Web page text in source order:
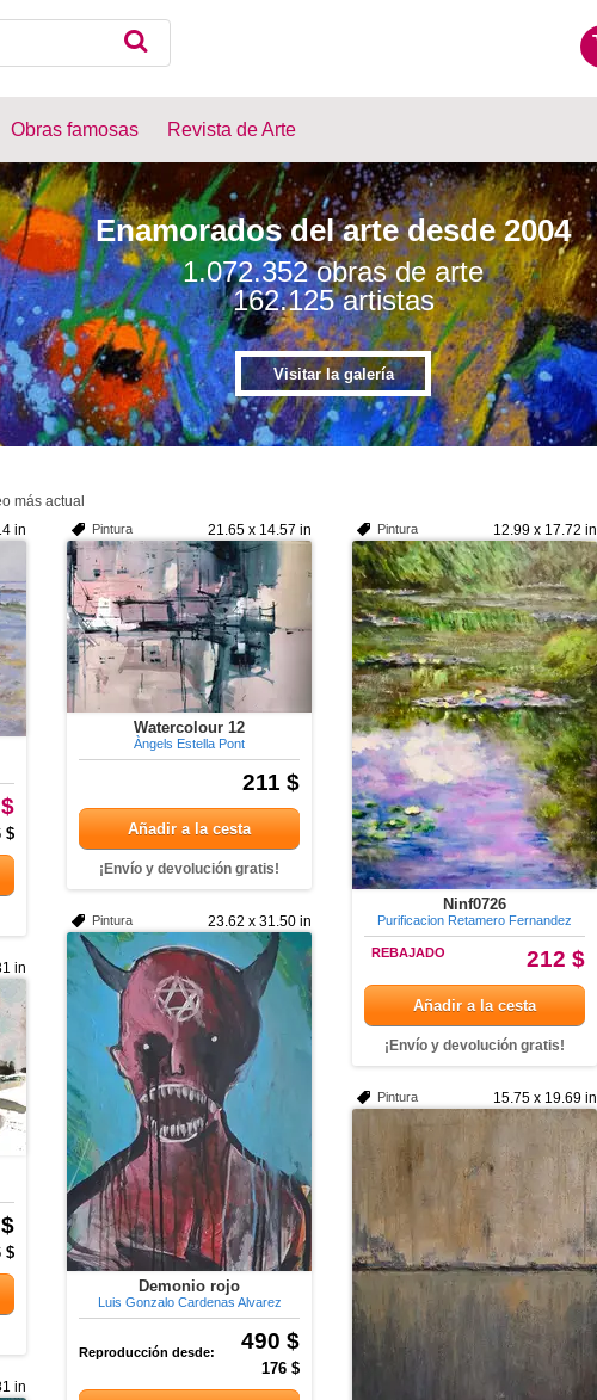
Obras famosas Revista de Arte
Enamorados del arte desde 2004
1.072.352obras de arte
162.125artistas
Visitar la galería
más actual
in
$
21.65 x 14.57 in
Pintura
Watercolour 12
Àngels Estella Pont
211 $
Añadir a la cesta
¡Envío y devolución gratis!
12.99 x 17.72 in
Pintura
Ninf0726
Purificacion Retamero Fernandez
212 $
REBAJADO
Añadir a la cesta
¡Envío y devolución gratis!
23.62 x 31.50 in
Pintura
Demonio rojo
Luis Gonzalo Cardenas Alvarez
490 $
Reproducción desde:
176 $
in
$
15.75 x 19.69 in
Pintura
in